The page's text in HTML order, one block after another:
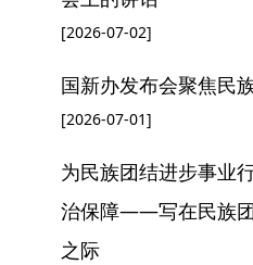
[2026-07-02]
国新办发布会聚焦民
[2026-07-01]
为民族团结进步事业
治保障——写在民族
之际